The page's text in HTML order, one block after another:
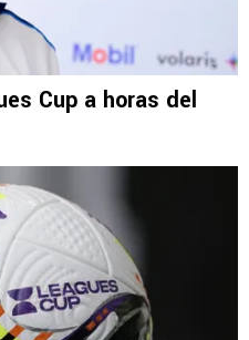
Cup a horas del